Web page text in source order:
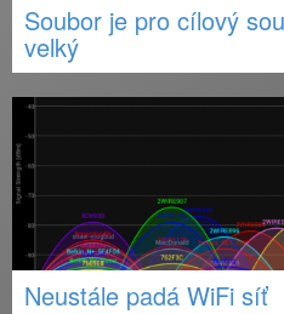
Soubor je pro cílový
velký
Neustále padá WiFi síť